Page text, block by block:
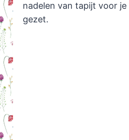
nadelen van tapijt voor
gezet.